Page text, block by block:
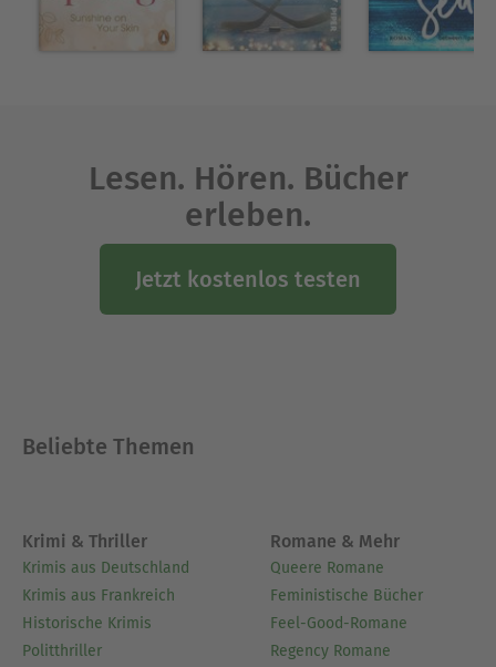
Tieren in der Nähe von Stuttgart. In naher
Zukunft sieht sie sich in einer Hütte in Norwegen
Lesen. Hören. Bücher
erleben.
Jetzt kostenlos testen
Beliebte Themen
Krimi & Thriller
Krimis aus Deutschland
Krimis aus Frankreich
Historische Krimis
Politthriller
Romane & Mehr
Queere Romane
Feministische Bücher
Feel-Good-Romane
Regency Romane